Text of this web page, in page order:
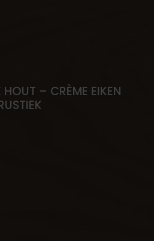
HOUT – CRÈME EIKEN